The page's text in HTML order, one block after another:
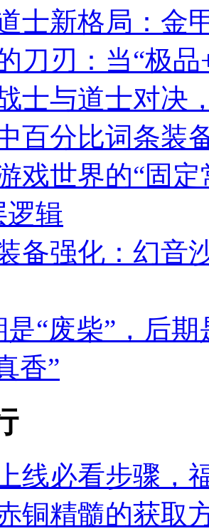
士新格局：金
刀刃：当“极
士与道士对决
百分比词条装
戏世界的“固
逻辑
备强化：幻音
是“废柴”，后
香”
线必看步骤，
铜精髓的获取